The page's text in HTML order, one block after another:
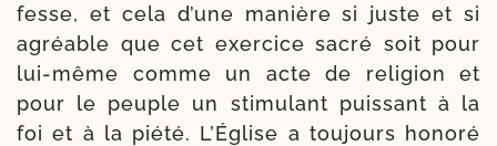
fesse, et cela d’une manière si juste et si
agréable que cet exer­cice sacré soit pour
lui-​même comme un acte de reli­gion et
pour le peuple un sti­mu­lant puis­sant à la
foi et à la pié­té. L’Église a tou­jours hono­ré